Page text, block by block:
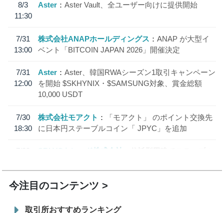
8/3
11:30
Aster Aster Vault、全ユーザー向けに提供開始
7/31
13:00
株式会社ANAPホールディングス
ANAP が大型イ
ベント「BITCOIN JAPAN 2026」開催決定
7/31
12:00
Aster
Aster、韓国RWAシーズン1取引キャンペーン
を開始 $SKHYNIX・$SAMSUNG対象、賞金総額
10,000 USDT
7/30
18:30
株式会社モアクト
「モアクト」 のポイント交換先
に日本円ステーブルコイン「 JPYC」を追加
7/29
SBI VCトレード株式会社
信託型円建てステーブル
今注目のコンテンツ
取引所おすすめランキング